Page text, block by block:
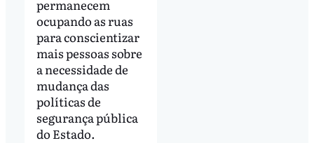
permanecem
ocupando as ruas
para conscientizar
mais pessoas sobre
a necessidade de
mudança das
políticas de
segurança pública
do Estado.